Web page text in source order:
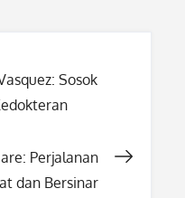
Sosok
Perjalanan
dan Bersinar